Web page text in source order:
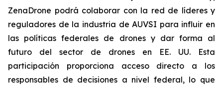
ZenaDrone podrá colaborar con la red de líderes y
reguladores de la industria de AUVSI para influir en
las políticas federales de drones y dar forma al
futuro del sector de drones en EE. UU. Esta
participación proporciona acceso directo a los
responsables de decisiones a nivel federal, lo que